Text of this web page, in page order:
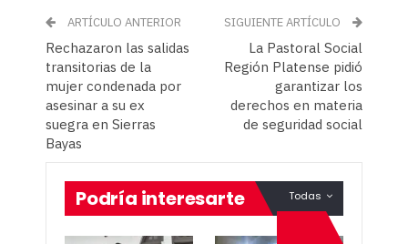
ARTÍCULO ANTERIOR
Rechazaron las salidas
transitorias de la
mujer condenada por
asesinar a su ex
suegra en Sierras
Bayas
SIGUIENTE ARTÍCULO
La Pastoral Social
Región Platense pidió
garantizar los
derechos en materia
de seguridad social
Todas
Podría interesarte